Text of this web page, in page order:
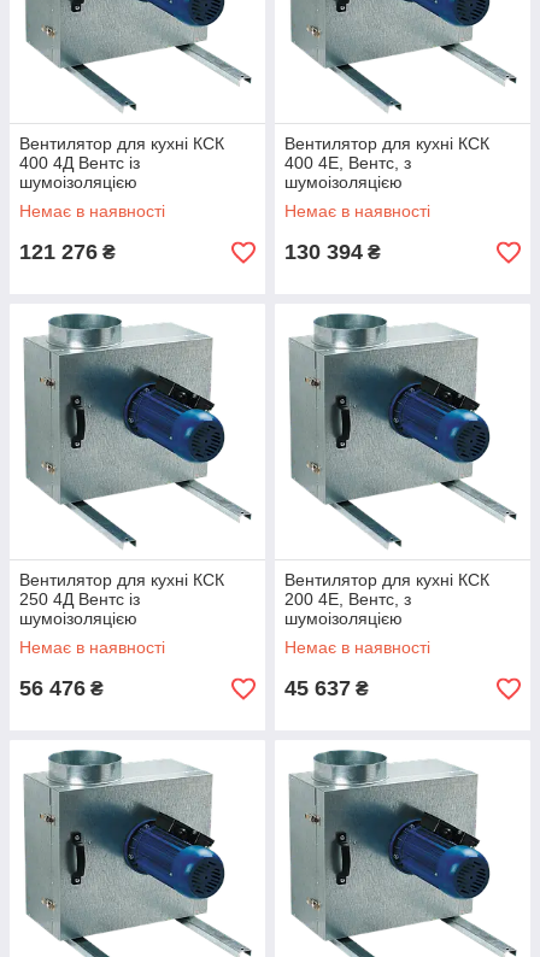
Вентилятор для кухні КСК
400 4Д Вентс із
шумоізоляцією
Немає в наявності
121 276 ₴
Вентилятор для кухні КСК
400 4Е, Вентс, з
шумоізоляцією
Немає в наявності
130 394 ₴
Вентилятор для кухні КСК
250 4Д Вентс із
шумоізоляцією
Немає в наявності
56 476 ₴
Вентилятор для кухні КСК
200 4Е, Вентс, з
шумоізоляцією
Немає в наявності
45 637 ₴